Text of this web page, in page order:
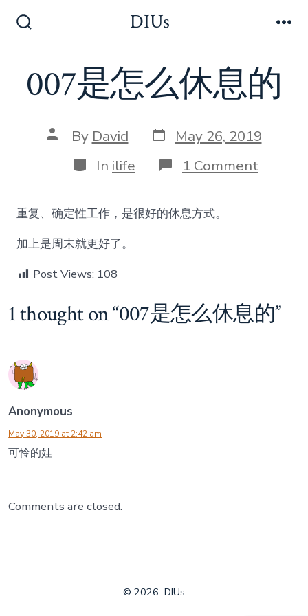
DIUs
007是怎么休息的
Post
author
By David Post
date
May 26, 2019
Categories
In ilife 1 Commenton
007
重复、确定性工作，是很好的休息方式。
加上是周末就更好了。
Post Views: 108
1 thought on “007是怎么休息的”
Anonymous
May 30, 2019 at 2:42 am
可怜的娃
Comments are closed.
© 2026 DIUs